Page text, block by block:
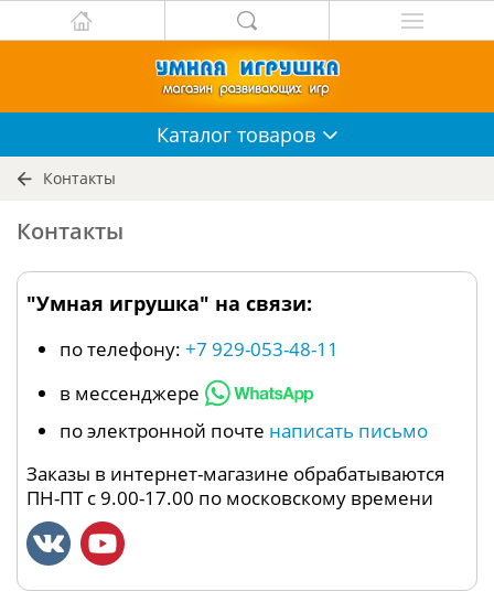
Каталог товаров
Контакты
Контакты
"Умная игрушка" на связи:
по телефону: +7 929-053-48-11
в мессенджере
по электронной почте написать письмо
Заказы в интернет-магазине обрабатываются
ПН-ПТ с 9.00-17.00 по московскому времени